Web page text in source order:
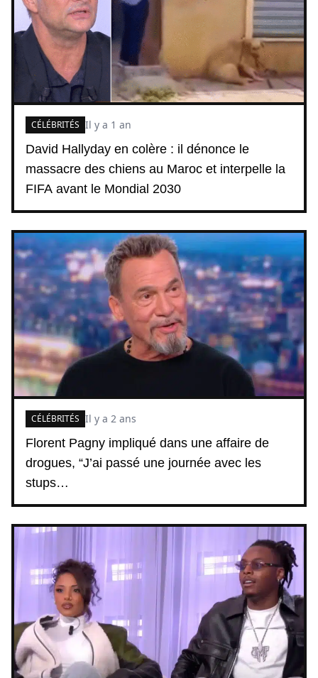
David Hallyday en colère : il dénonce le
massacre des chiens au Maroc et interpelle la
FIFA avant le Mondial 2030
CÉLÉBRITÉS Il y a 1 an
Florent Pagny impliqué dans une affaire de
drogues, “J’ai passé une journée avec les
stups…
CÉLÉBRITÉS Il y a 2 ans